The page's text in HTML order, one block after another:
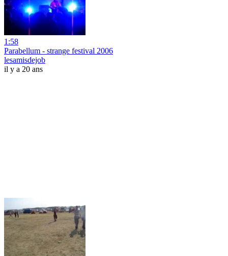
1:58
Parabellum - strange festival 2006
lesamisdejob
il y a 20 ans